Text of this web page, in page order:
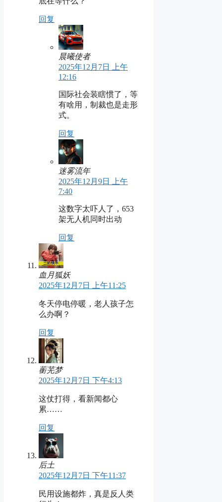
回复
晨曦使者
2025年12月7日 上午
12:16
国际社会装瞎惯了，等
有啥用，制裁也是走形
式。
回复
迷雾流年
2025年12月9日 上午
7:40
这数字太吓人了，653
架无人机同时出动
回复
血月狐妖
2025年12月7日 上午11:25
冬天停电停暖，老人孩子怎
么办啊？
回复
蘅芜梦
2025年12月7日 下午4:13
这仗打得，看新闻都心
累……
回复
后土
2025年12月7日 下午11:37
民用设施都炸，真是反人类